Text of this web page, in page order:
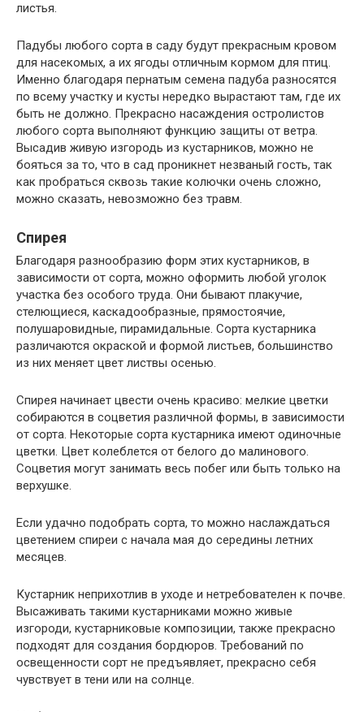
листья.
Падубы любого сорта в саду будут прекрасным кровом
для насекомых, а их ягоды отличным кормом для птиц.
Именно благодаря пернатым семена падуба разносятся
по всему участку и кусты нередко вырастают там, где их
быть не должно. Прекрасно насаждения остролистов
любого сорта выполняют функцию защиты от ветра.
Высадив живую изгородь из кустарников, можно не
бояться за то, что в сад проникнет незваный гость, так
как пробраться сквозь такие колючки очень сложно,
можно сказать, невозможно без травм.
Спирея
Благодаря разнообразию форм этих кустарников, в
зависимости от сорта, можно оформить любой уголок
участка без особого труда. Они бывают плакучие,
стелющиеся, каскадообразные, прямостоячие,
полушаровидные, пирамидальные. Сорта кустарника
различаются окраской и формой листьев, большинство
из них меняет цвет листвы осенью.
Спирея начинает цвести очень красиво: мелкие цветки
собираются в соцветия различной формы, в зависимости
от сорта. Некоторые сорта кустарника имеют одиночные
цветки. Цвет колеблется от белого до малинового.
Соцветия могут занимать весь побег или быть только на
верхушке.
Если удачно подобрать сорта, то можно наслаждаться
цветением спиреи с начала мая до середины летних
месяцев.
Кустарник неприхотлив в уходе и нетребователен к почве.
Высаживать такими кустарниками можно живые
изгороди, кустарниковые композиции, также прекрасно
подходят для создания бордюров. Требований по
освещенности сорт не предъявляет, прекрасно себя
чувствует в тени или на солнце.